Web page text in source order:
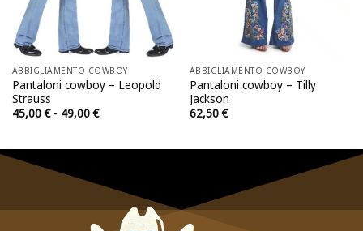
ABBIGLIAMENTO COWBOY
Pantaloni cowboy – Leopold
Strauss
45,00€ - 49,00€Fascia
ABBIGLIAMENTO COWBOY
Pantaloni cowboy – Tilly
Jackson
62,50€